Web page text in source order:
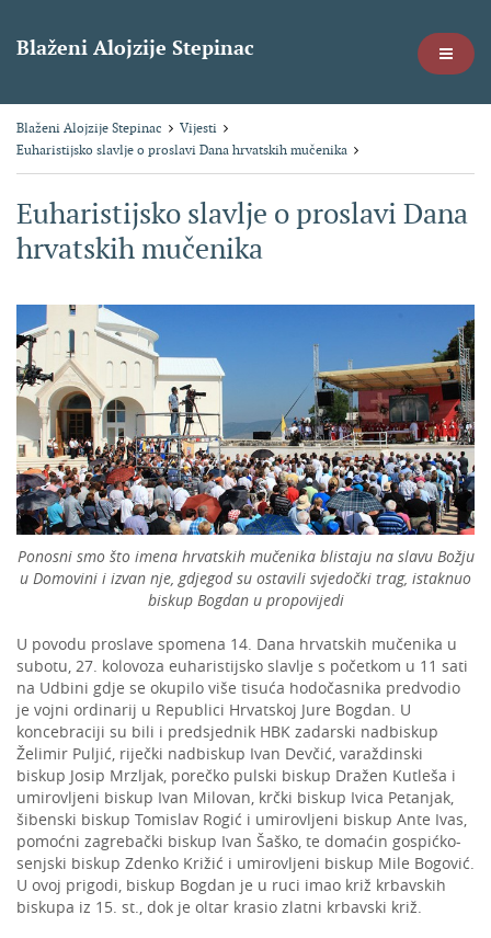
Blaženi Alojzije Stepinac
Blaženi Alojzije Stepinac
Vijesti
Euharistijsko slavlje o proslavi Dana hrvatskih mučenika
Euharistijsko slavlje o proslavi Dana
hrvatskih mučenika
Ponosni smo što imena hrvatskih mučenika blistaju na slavu Božju
u Domovini i izvan nje, gdjegod su ostavili svjedočki trag, istaknuo
biskup Bogdan u propovijedi
U povodu proslave spomena 14. Dana hrvatskih mučenika u
subotu, 27. kolovoza euharistijsko slavlje s početkom u 11 sati
na Udbini gdje se okupilo više tisuća hodočasnika predvodio
je vojni ordinarij u Republici Hrvatskoj Jure Bogdan. U
koncebraciji su bili i predsjednik HBK zadarski nadbiskup
Želimir Puljić, riječki nadbiskup Ivan Devčić, varaždinski
biskup Josip Mrzljak, porečko pulski biskup Dražen Kutleša i
umirovljeni biskup Ivan Milovan, krčki biskup Ivica Petanjak,
šibenski biskup Tomislav Rogić i umirovljeni biskup Ante Ivas,
pomoćni zagrebački biskup Ivan Šaško, te domaćin gospićko-
senjski biskup Zdenko Križić i umirovljeni biskup Mile Bogović.
U ovoj prigodi, biskup Bogdan je u ruci imao križ krbavskih
biskupa iz 15. st., dok je oltar krasio zlatni krbavski križ.